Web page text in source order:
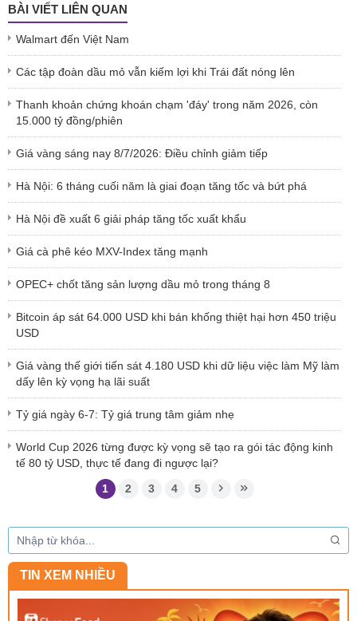
BÀI VIẾT LIÊN QUAN
Walmart đến Việt Nam
Các tập đoàn dầu mỏ vẫn kiếm lợi khi Trái đất nóng lên
Thanh khoản chứng khoán chạm 'đáy' trong năm 2026, còn
15.000 tỷ đồng/phiên
Giá vàng sáng nay 8/7/2026: Điều chỉnh giảm tiếp
Hà Nội: 6 tháng cuối năm là giai đoạn tăng tốc và bứt phá
Hà Nội đề xuất 6 giải pháp tăng tốc xuất khẩu
Giá cà phê kéo MXV-Index tăng mạnh
OPEC+ chốt tăng sản lượng dầu mỏ trong tháng 8
Bitcoin áp sát 64.000 USD khi bán khống thiệt hại hơn 450 triệu
USD
Giá vàng thế giới tiến sát 4.180 USD khi dữ liệu việc làm Mỹ làm
dấy lên kỳ vọng hạ lãi suất
Tỷ giá ngày 6-7: Tỷ giá trung tâm giảm nhẹ
World Cup 2026 từng được kỳ vọng sẽ tạo ra gói tác động kinh
tế 80 tỷ USD, thực tế đang đi ngược lại?
1 2 3 4 5
TIN XEM NHIỀU